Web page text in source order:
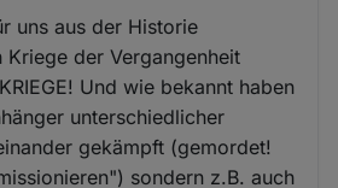
uns aus der Historie
Kriege der Vergangenheit
Und wie bekannt haben
unterschiedlicher
gekämpft (gemordet!
sondern z.B. auch